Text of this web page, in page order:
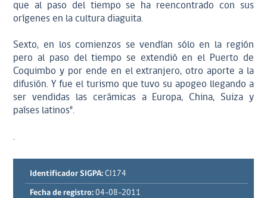
que al paso del tiempo se ha reencontrado con sus
orígenes en la cultura diaguita.
Sexto, en los comienzos se vendían sólo en la región
pero al paso del tiempo se extendió en el Puerto de
Coquimbo y por ende en el extranjero, otro aporte a la
difusión. Y fue el turismo que tuvo su apogeo llegando a
ser vendidas las cerámicas a Europa, China, Suiza y
países latinos".
.
Identificador SIGPA: CI174
Fecha de registro: 04-08-2011